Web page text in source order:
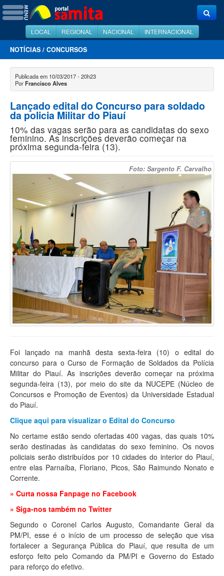
LOCAL REGIONAL NACIONAL INTERNACIONAL
NOTÍCIAS / CONCURSOS
Publicada em 10/03/2017 - 20h23
PorFrancisco Alves
Lançado edital do Concurso para soldado
da policia Militar do Piauí
10% das vagas serão para as candidatas do sexo
feminino. As inscrições deverão começar na
próxima segunda-feira (13).
Foto: Sargento F. Carvalho
Foi lançado na manhã desta sexta-feira (10) o edital do
concurso para o Curso de Formação de Soldados da Polícia
Militar do Piauí. As inscrições deverão começar na próxima
segunda-feira (13), por meio do site da NUCEPE (Núcleo de
Concursos e Promoção de Eventos) da Universidade Estadual
do Piauí.
Clique aqui para visualizar o Edital do Concurso
No certame estão sendo ofertadas 400 vagas, das quais 10%
serão destinadas às candidatas do sexo feminino. Os novos
policiais serão distribuídos por 10 cidades do interior do Piauí,
entre elas Parnaíba, Floriano, Picos, São Raimundo Nonato e
Corrente.
» Curta nossa Fanpage no Facebook
» Siga-nos também no Twitter
Segundo o Coronel Carlos Augusto, Comandante Geral da
PM/PI, esse é o início de um processo de seleção que visa
fortalecer a Segurança Pública do Piauí, que resulta de um
esforço feito pelo Comando da PM/PI e Governo do Estado
para reforço do efetivo.